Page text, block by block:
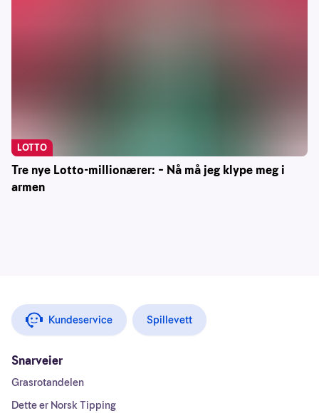
Tre nye Lotto-millionærer: – Nå må jeg klype meg i
armen
LOTTO
Kundeservice Spillevett
Snarveier
Grasrotandelen
Dette er Norsk Tipping